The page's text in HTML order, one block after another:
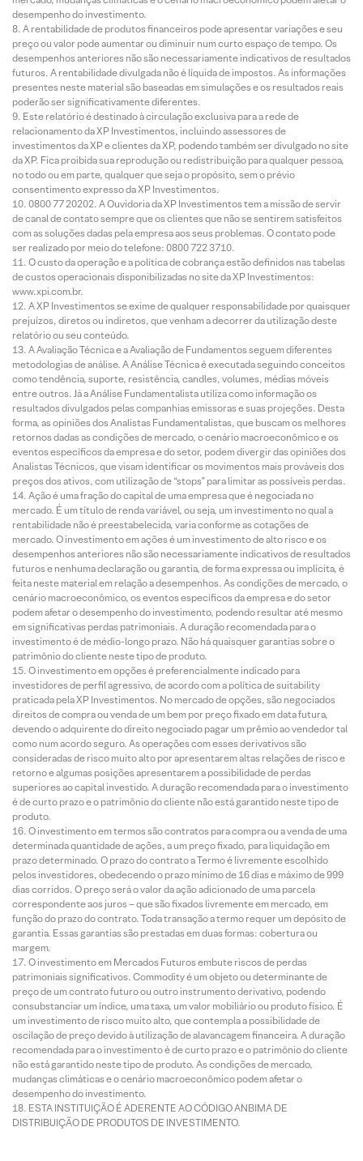
desempenho do investimento.
A rentabilidade de produtos financeiros pode apresentar variações e seu
preço ou valor pode aumentar ou diminuir num curto espaço de tempo. Os
desempenhos anteriores não são necessariamente indicativos de resultados
futuros. A rentabilidade divulgada não é líquida de impostos. As informações
presentes neste material são baseadas em simulações e os resultados reais
poderão ser significativamente diferentes.
Este relatório é destinado à circulação exclusiva para a rede de
relacionamento da XP Investimentos, incluindo assessores de
investimentos da XP e clientes da XP, podendo também ser divulgado no site
da XP. Fica proibida sua reprodução ou redistribuição para qualquer pessoa,
no todo ou em parte, qualquer que seja o propósito, sem o prévio
consentimento expresso da XP Investimentos.
0800 77 20202. A Ouvidoria da XP Investimentos tem a missão de servir
de canal de contato sempre que os clientes que não se sentirem satisfeitos
com as soluções dadas pela empresa aos seus problemas. O contato pode
ser realizado por meio do telefone: 0800 722 3710.
O custo da operação e a política de cobrança estão definidos nas tabelas
de custos operacionais disponibilizadas no site da XP Investimentos:
www.xpi.com.br.
A XP Investimentos se exime de qualquer responsabilidade por quaisquer
prejuízos, diretos ou indiretos, que venham a decorrer da utilização deste
relatório ou seu conteúdo.
A Avaliação Técnica e a Avaliação de Fundamentos seguem diferentes
metodologias de análise. A Análise Técnica é executada seguindo conceitos
como tendência, suporte, resistência, candles, volumes, médias móveis
entre outros. Já a Análise Fundamentalista utiliza como informação os
resultados divulgados pelas companhias emissoras e suas projeções. Desta
forma, as opiniões dos Analistas Fundamentalistas, que buscam os melhores
retornos dadas as condições de mercado, o cenário macroeconômico e os
eventos específicos da empresa e do setor, podem divergir das opiniões dos
Analistas Técnicos, que visam identificar os movimentos mais prováveis dos
preços dos ativos, com utilização de “stops” para limitar as possíveis perdas.
Ação é uma fração do capital de uma empresa que é negociada no
mercado. É um título de renda variável, ou seja, um investimento no qual a
rentabilidade não é preestabelecida, varia conforme as cotações de
mercado. O investimento em ações é um investimento de alto risco e os
desempenhos anteriores não são necessariamente indicativos de resultados
futuros e nenhuma declaração ou garantia, de forma expressa ou implícita, é
feita neste material em relação a desempenhos. As condições de mercado, o
cenário macroeconômico, os eventos específicos da empresa e do setor
podem afetar o desempenho do investimento, podendo resultar até mesmo
em significativas perdas patrimoniais. A duração recomendada para o
investimento é de médio-longo prazo. Não há quaisquer garantias sobre o
patrimônio do cliente neste tipo de produto.
O investimento em opções é preferencialmente indicado para
investidores de perfil agressivo, de acordo com a política de suitability
praticada pela XP Investimentos. No mercado de opções, são negociados
direitos de compra ou venda de um bem por preço fixado em data futura,
devendo o adquirente do direito negociado pagar um prêmio ao vendedor tal
como num acordo seguro. As operações com esses derivativos são
consideradas de risco muito alto por apresentarem altas relações de risco e
retorno e algumas posições apresentarem a possibilidade de perdas
superiores ao capital investido. A duração recomendada para o investimento
é de curto prazo e o patrimônio do cliente não está garantido neste tipo de
produto.
O investimento em termos são contratos para compra ou a venda de uma
determinada quantidade de ações, a um preço fixado, para liquidação em
prazo determinado. O prazo do contrato a Termo é livremente escolhido
pelos investidores, obedecendo o prazo mínimo de 16 dias e máximo de 999
dias corridos. O preço será o valor da ação adicionado de uma parcela
correspondente aos juros – que são fixados livremente em mercado, em
função do prazo do contrato. Toda transação a termo requer um depósito de
garantia. Essas garantias são prestadas em duas formas: cobertura ou
margem.
O investimento em Mercados Futuros embute riscos de perdas
patrimoniais significativos. Commodity é um objeto ou determinante de
preço de um contrato futuro ou outro instrumento derivativo, podendo
consubstanciar um índice, uma taxa, um valor mobiliário ou produto físico. É
um investimento de risco muito alto, que contempla a possibilidade de
oscilação de preço devido à utilização de alavancagem financeira. A duração
recomendada para o investimento é de curto prazo e o patrimônio do cliente
não está garantido neste tipo de produto. As condições de mercado,
mudanças climáticas e o cenário macroeconômico podem afetar o
desempenho do investimento.
ESTA INSTITUIÇÃO É ADERENTE AO CÓDIGO ANBIMA DE
DISTRIBUIÇÃO DE PRODUTOS DE INVESTIMENTO.